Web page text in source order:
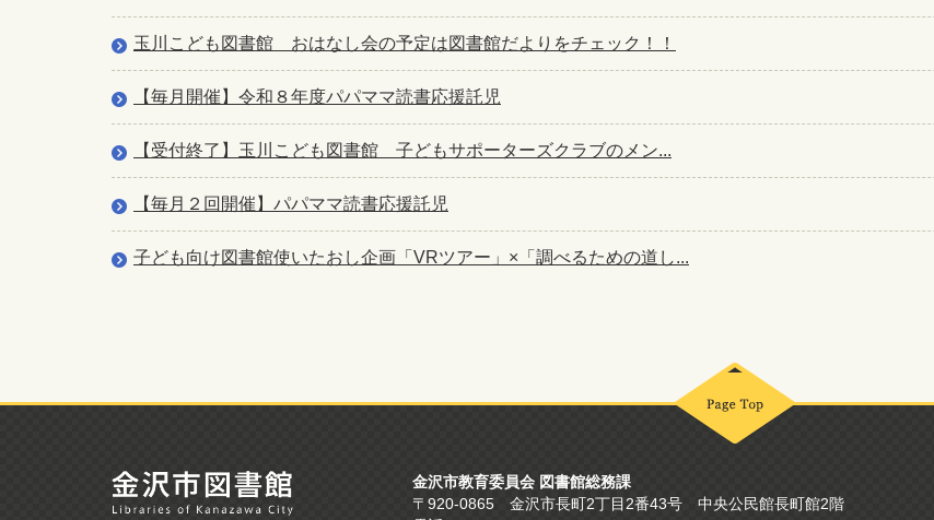
玉川こども図書館 おはなし会の予定は図書館だよりをチェック！！
【毎月開催】令和８年度パパママ読書応援託児
【受付終了】玉川こども図書館 子どもサポーターズクラブのメン...
【毎月２回開催】パパママ読書応援託児
子ども向け図書館使いたおし企画「VRツアー」×「調べるための道し...
金沢市教育委員会 図書館総務課
〒920-0865 金沢市長町2丁目2番43号 中央公民館長町館2階